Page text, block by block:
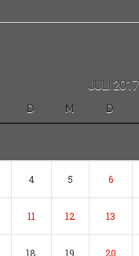
JULI 2017
D M D
4 5 6
11 12 13
18 19 20